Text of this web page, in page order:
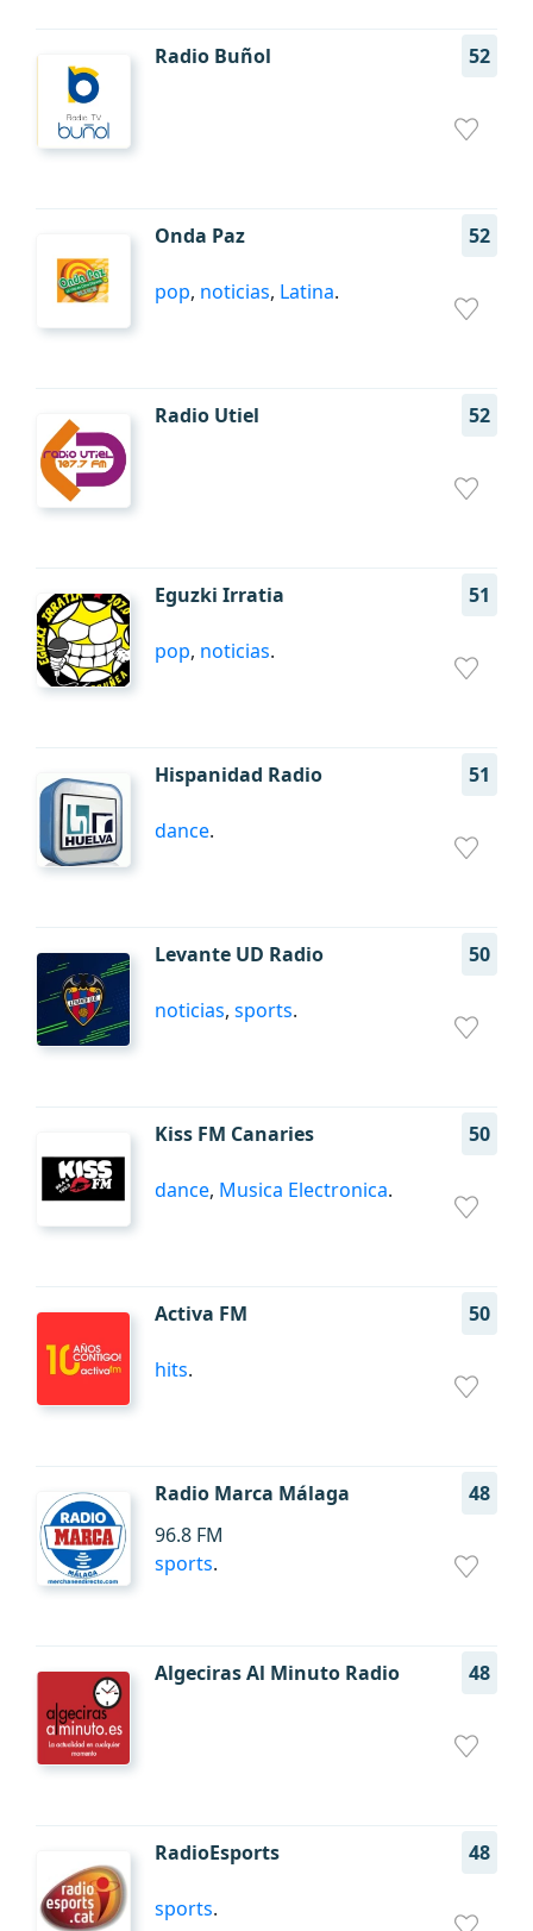
Radio Buñol 52
Onda Paz 52
pop, noticias, Latina.
Radio Utiel 52
Eguzki Irratia 51
pop, noticias.
Hispanidad Radio 51
dance.
Levante UD Radio 50
noticias, sports.
Kiss FM Canaries 50
dance, Musica Electronica.
Activa FM 50
hits.
Radio Marca Málaga
48
96.8 FM
sports.
Algeciras Al Minuto Radio 48
RadioEsports 48
sports.